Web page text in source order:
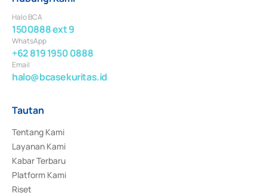
Halo BCA
1500888 ext 9
WhatsApp
+62 819 1950 0888
Email
halo@bcasekuritas.id
Tautan
Tentang Kami
Layanan Kami
Kabar Terbaru
Platform Kami
Riset